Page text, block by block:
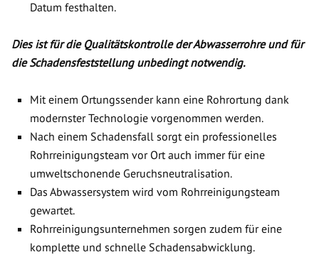
Datum festhalten.
Dies ist für die Qualitätskontrolle der Abwasserrohre und für
die Schadensfeststellung unbedingt notwendig.
Mit einem Ortungssender kann eine Rohrortung dank
modernster Technologie vorgenommen werden.
Nach einem Schadensfall sorgt ein professionelles
Rohrreinigungsteam vor Ort auch immer für eine
umweltschonende Geruchsneutralisation.
Das Abwassersystem wird vom Rohrreinigungsteam
gewartet.
Rohrreinigungsunternehmen sorgen zudem für eine
komplette und schnelle Schadensabwicklung.